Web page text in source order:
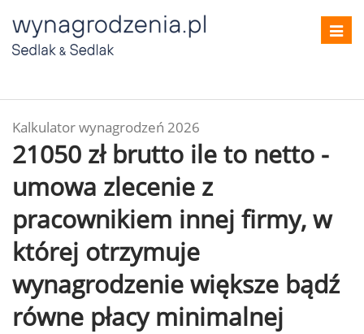
Kalkulator wynagrodzeń 2026
21050 zł brutto ile to netto -
umowa zlecenie z
pracownikiem innej firmy, w
której otrzymuje
wynagrodzenie większe bądź
równe płacy minimalnej